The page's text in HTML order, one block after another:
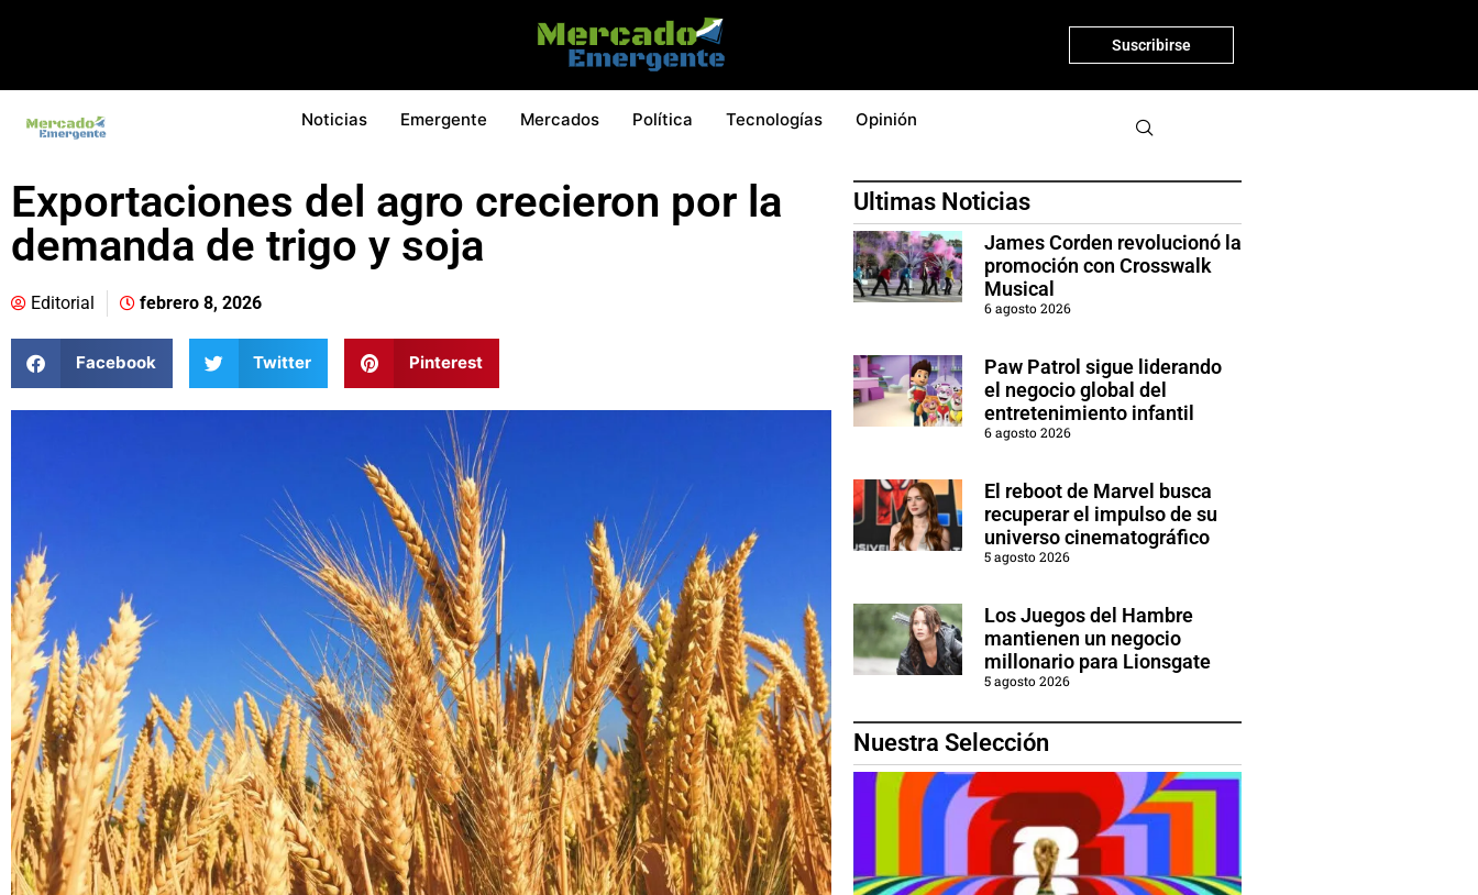
Suscribirse
Noticias Emergente Mercados Política Tecnologías Opinión
Exportaciones del agro crecieron por la
demanda de trigo y soja
Editorial febrero 8, 2026
Facebook Twitter Pinterest
Ultimas Noticias
James Corden revolucionó la
promoción con Crosswalk
Musical
6 agosto 2026
Paw Patrol sigue liderando
el negocio global del
entretenimiento infantil
6 agosto 2026
El reboot de Marvel busca
recuperar el impulso de su
universo cinematográfico
5 agosto 2026
Los Juegos del Hambre
mantienen un negocio
millonario para Lionsgate
5 agosto 2026
Nuestra Selección